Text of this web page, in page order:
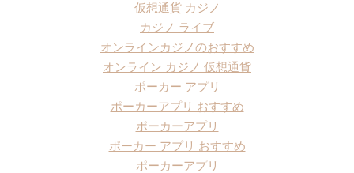
仮想通貨 カジノ
カジノ ライブ
オンラインカジノのおすすめ
オンライン カジノ 仮想通貨
ポーカー アプリ
ポーカーアプリ おすすめ
ポーカーアプリ
ポーカー アプリ おすすめ
ポーカーアプリ